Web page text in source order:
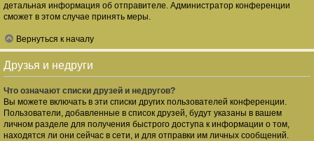
детальная информация об отправителе. Администратор конференции
сможет в этом случае принять меры.
Вернуться к началу
Друзья и недруги
Что означают списки друзей и недругов?
Вы можете включать в эти списки других пользователей конференции.
Пользователи, добавленные в список друзей, будут указаны в вашем
личном разделе для получения быстрого доступа к информации о том,
находятся ли они сейчас в сети, и для отправки им личных сообщений.